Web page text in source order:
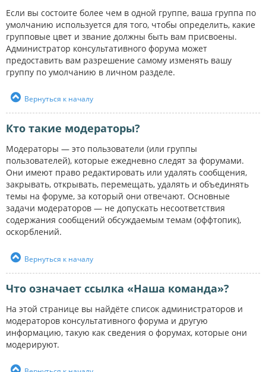
Если вы состоите более чем в одной группе, ваша группа по
умолчанию используется для того, чтобы определить, какие
групповые цвет и звание должны быть вам присвоены.
Администратор консультативного форума может
предоставить вам разрешение самому изменять вашу
группу по умолчанию в личном разделе.
Вернуться к началу
Кто такие модераторы?
Модераторы — это пользователи (или группы
пользователей), которые ежедневно следят за форумами.
Они имеют право редактировать или удалять сообщения,
закрывать, открывать, перемещать, удалять и объединять
темы на форуме, за который они отвечают. Основные
задачи модераторов — не допускать несоответствия
содержания сообщений обсуждаемым темам (оффтопик),
оскорблений.
Вернуться к началу
Что означает ссылка «Наша команда»?
На этой странице вы найдёте список администраторов и
модераторов консультативного форума и другую
информацию, такую как сведения о форумах, которые они
модерируют.